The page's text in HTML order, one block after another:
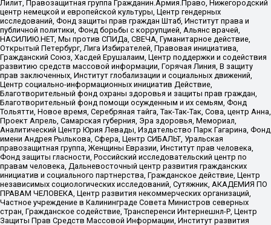
Лилит, Правозащитная группа Гражданин.Армия.Право, Нижегородский
центр немецкой и европейской культуры, Центр гендерных
исследований, Фонд защиты прав граждан Штаб, Институт права и
публичной политики, Фонд борьбы с коррупцией, Альянс врачей,
НАСИЛИЮ.НЕТ, Мы против СПИДа, СВЕЧА, Гуманитарное действие,
Открытый Петербург, Лига Избирателей, Правовая инициатива,
Гражданский Союз, Хасдей Ерушалаим, Центр поддержки и содействия
развитию средств массовой информации, Горячая Линия, В защиту
прав заключенных, Институт глобализации и социальных движений,
Центр социально-информационных инициатив Действие,
Благотворительный фонд охраны здоровья и защиты прав граждан,
Благотворительный фонд помощи осужденным и их семьям, Фонд
Тольятти, Новое время, Серебряная тайга, Так-Так-Так, Сова, центр Анна,
Проект Апрель, Самарская губерния, Эра здоровья, Мемориал,
Аналитический Центр Юрия Левады, Издательство Парк Гагарина, Фонд
имени Андрея Рылькова, Сфера, Центр СИБАЛЬТ, Уральская
правозащитная группа, Женщины Евразии, Институт прав человека,
Фонд защиты гласности, Российский исследовательский центр по
правам человека, Дальневосточный центр развития гражданских
инициатив и социального партнерства, Гражданское действие, Центр
независимых социологических исследований, Сутяжник, АКАДЕМИЯ ПО
ПРАВАМ ЧЕЛОВЕКА, Центр развития некоммерческих организаций,
Частное учреждение в Калининграде Совета Министров северных
стран, Гражданское содействие, Трансперенси Интернешнл-Р, Центр
Защиты Прав Средств Массовой Информации, Институт развития